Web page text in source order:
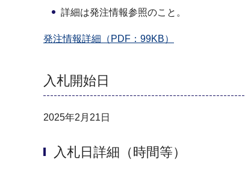
詳細は発注情報参照のこと。
発注情報詳細（PDF：99KB）
入札開始日
2025年2月21日
入札日詳細（時間等）